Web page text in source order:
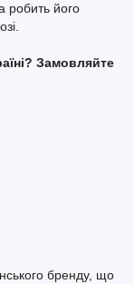
робить його
Замовляйте
бренду, що